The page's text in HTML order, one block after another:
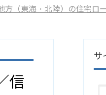
方（東海・北陸）の住宅ロ
信
サ